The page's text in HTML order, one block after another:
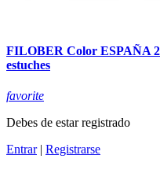
FILOBER Color ESPAÑA
estuches
favorite
Debes de estar registrado
Entrar| Registrarse